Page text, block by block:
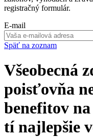
registračný formulár.
E-mail
Späť na zoznam
Všeobecná
poisťovňa
benefitov
tí najlepšie